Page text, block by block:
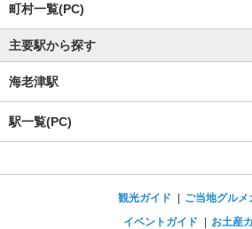
町村一覧(PC)
主要駅から探す
海老津駅
駅一覧(PC)
観光ガイド
ご当地グルメ
イベントガイド
お土産